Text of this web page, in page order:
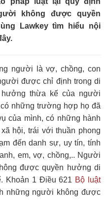
không được quyền
Lawkey tìm hiểu nội
người là vợ, chồng, con
được chỉ định trong di
thừa kế của người
những trường hợp họ đã
của mình, có những hành
hội, trái với thuần phong
đến danh sự, uy tín, tính
em, vợ, chồng,.. Người
được quyền hưởng di
Khoản 1 Điều 621 Bộ luật
những người không được